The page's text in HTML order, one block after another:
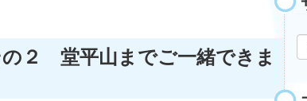
２ 堂平山までご一緒できま